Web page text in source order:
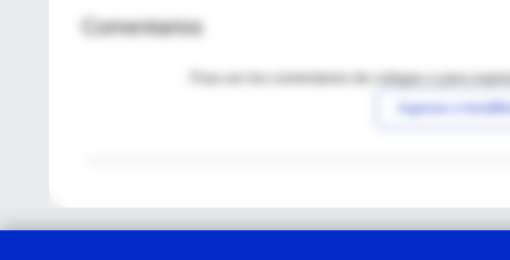
Comentarios
Para ver los comentarios de colegas o para
Ingresar a